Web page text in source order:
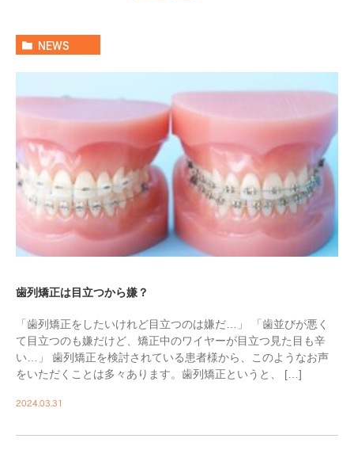
NEWS
歯列矯正は目立つから嫌？
「歯列矯正をしたいけれど目立つのは嫌だ…」 「歯並びが悪く
て目立つのも嫌だけど、矯正中のワイヤーが目立つ見た目も辛
い…」 歯列矯正を検討されている患者様から、このようなお声
をいただくことは多々あります。歯列矯正というと、 […]
2024.03.31